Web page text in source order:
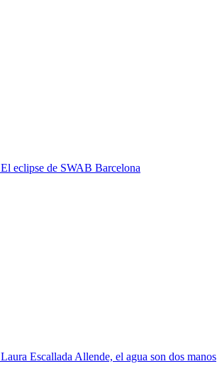
El eclipse de SWAB Barcelona
Laura Escallada Allende, el agua son dos manos